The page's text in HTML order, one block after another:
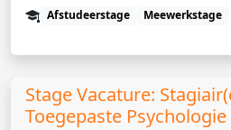
Afstudeerstage
Meewerkstage
Stage Vacature:
Toegepaste Psychologie